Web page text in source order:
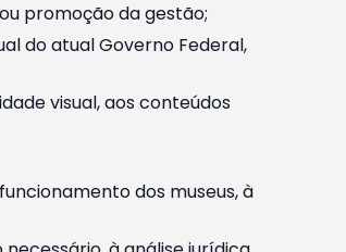
promoção da gestão;
do atual Governo Federal,
visual, aos conteúdos
dos museus, à